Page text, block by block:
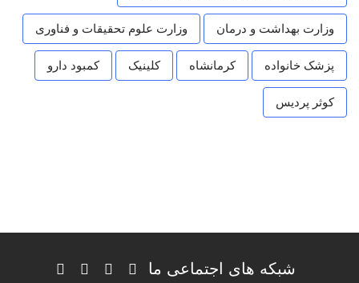
وزارت بهداشت و درمان وزارت علوم تحقیقات و فناوری
پزشک خانواده کرمانشاه کلینیک کمبود دارو
کوثر پردیس
شبکه های اجتماعی ما